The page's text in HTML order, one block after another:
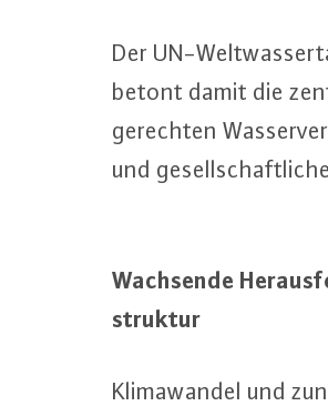
Der UN-
betont damit die
gerechten
und
Wachsende
struk­tur
Kli­ma­wan­del und